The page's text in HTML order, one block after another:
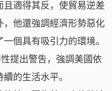
且適得其反，使貿易逆差
，他還強調經濟形勢惡化
個具有吸引力的環境。
提出警吿，強調美國依
的生活水平。